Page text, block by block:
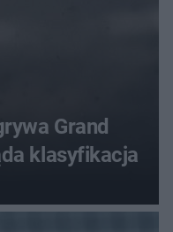
Grand
klasyfikacja